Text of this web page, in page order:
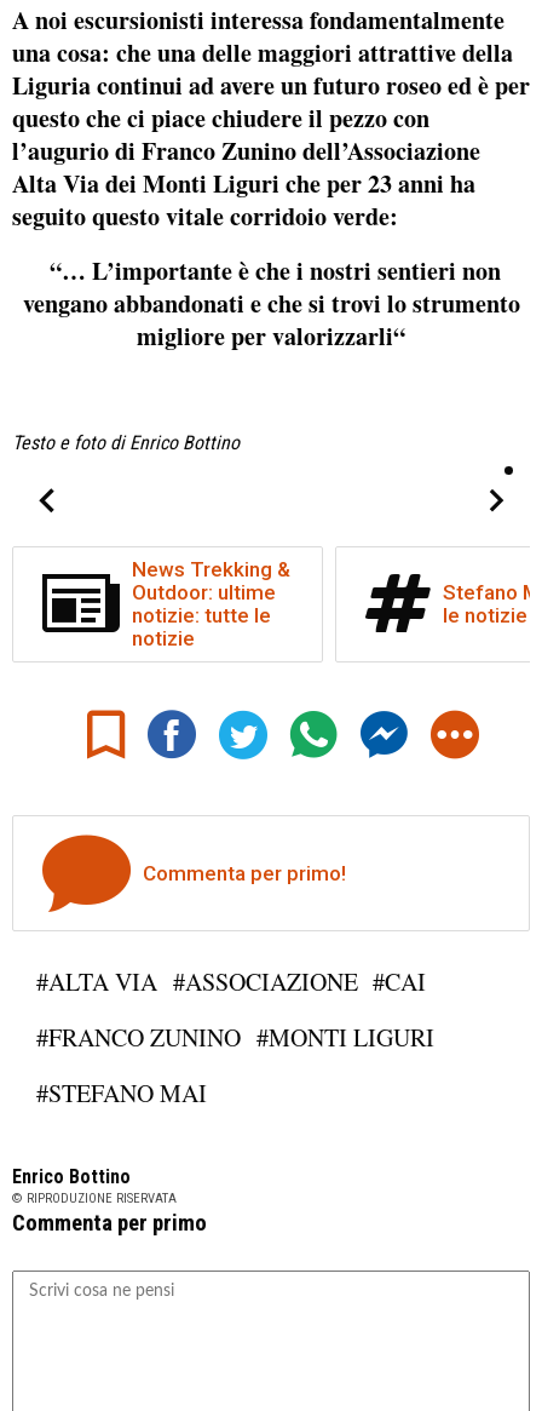
A noi escursionisti interessa fondamentalmente
una cosa: che una delle maggiori attrattive della
Liguria continui ad avere un futuro roseo ed è per
questo che ci piace chiudere il pezzo con
l’augurio di Franco Zunino dell’Associazione
Alta Via dei Monti Liguri che per 23 anni ha
seguito questo vitale corridoio verde:
“… L’importante è che i nostri sentieri non
vengano abbandonati e che si trovi lo strumento
migliore per valorizzarli“
Testo e foto di Enrico Bottino
News Trekking &
Outdoor: ultime
notizie: tutte le
notizie
Stefano
le notizie
Commenta per primo!
#ALTA VIA #ASSOCIAZIONE #CAI
#FRANCO ZUNINO #MONTI LIGURI
#STEFANO MAI
Enrico Bottino
© RIPRODUZIONE RISERVATA
Commenta per primo